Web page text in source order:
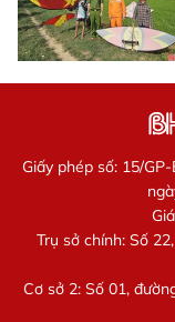
Giấy phép số: 15/
Trụ sở chính: Số
Cơ sở 2: Số 01,